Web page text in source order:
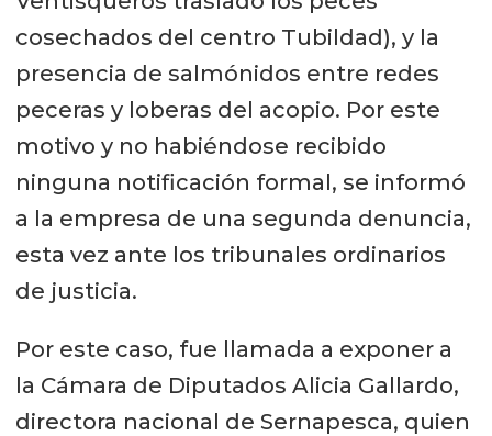
cosechados del centro Tubildad), y la
presencia de salmónidos entre redes
peceras y loberas del acopio. Por este
motivo y no habiéndose recibido
ninguna notificación formal, se informó
a la empresa de una segunda denuncia,
esta vez ante los tribunales ordinarios
de justicia.
Por este caso, fue llamada a exponer a
la Cámara de Diputados Alicia Gallardo,
directora nacional de Sernapesca, quien